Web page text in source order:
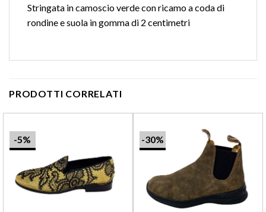
Stringata in camoscio verde con ricamo a coda di
rondine e suola in gomma di 2 centimetri
PRODOTTI CORRELATI
-5% -30%